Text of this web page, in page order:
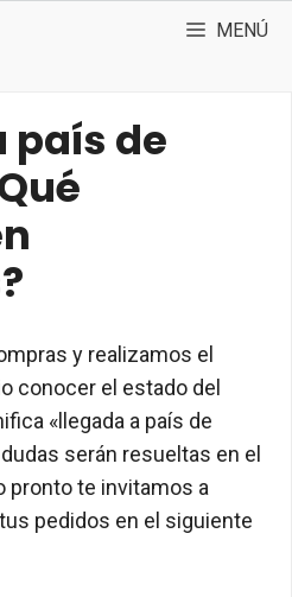
MENÚ
país de
y realizamos el
conocer el estado del
«llegada a país de
serán resueltas en el
pronto te invitamos a
pedidos en el siguiente